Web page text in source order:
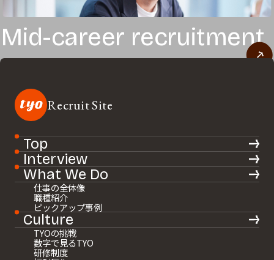
Mid-career recruitment
中途採用はこちら
Recruit Site
Top
Interview
What We Do
仕事の全体像
職種紹介
ピックアップ事例
Culture
TYOの挑戦
数字で見るTYO
研修制度